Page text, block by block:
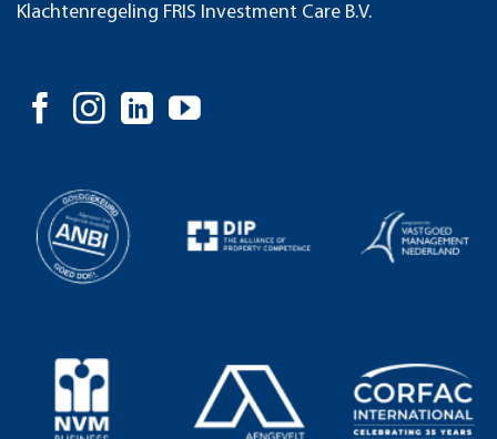
Klachtenregeling FRIS Investment Care B.V.